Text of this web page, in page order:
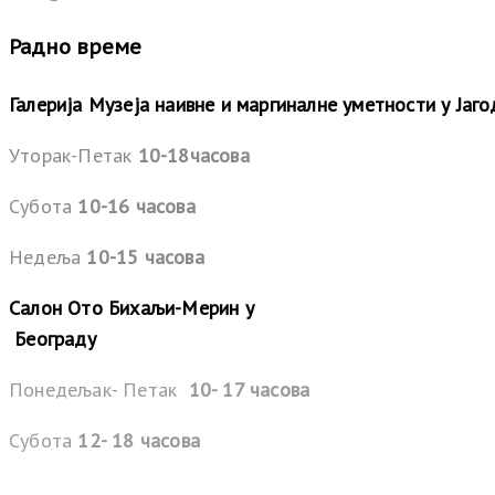
Радно време
Галерија Музеја наивне и маргиналне уметности у
Уторак-Петак 10-18часова
Субота 10-16 часова
Недеља 10-15 часова
Салон Ото Бихаљи-Мерин у
Београду
Понедељак- Петак 10- 17 часова
Субота 12- 18 часова